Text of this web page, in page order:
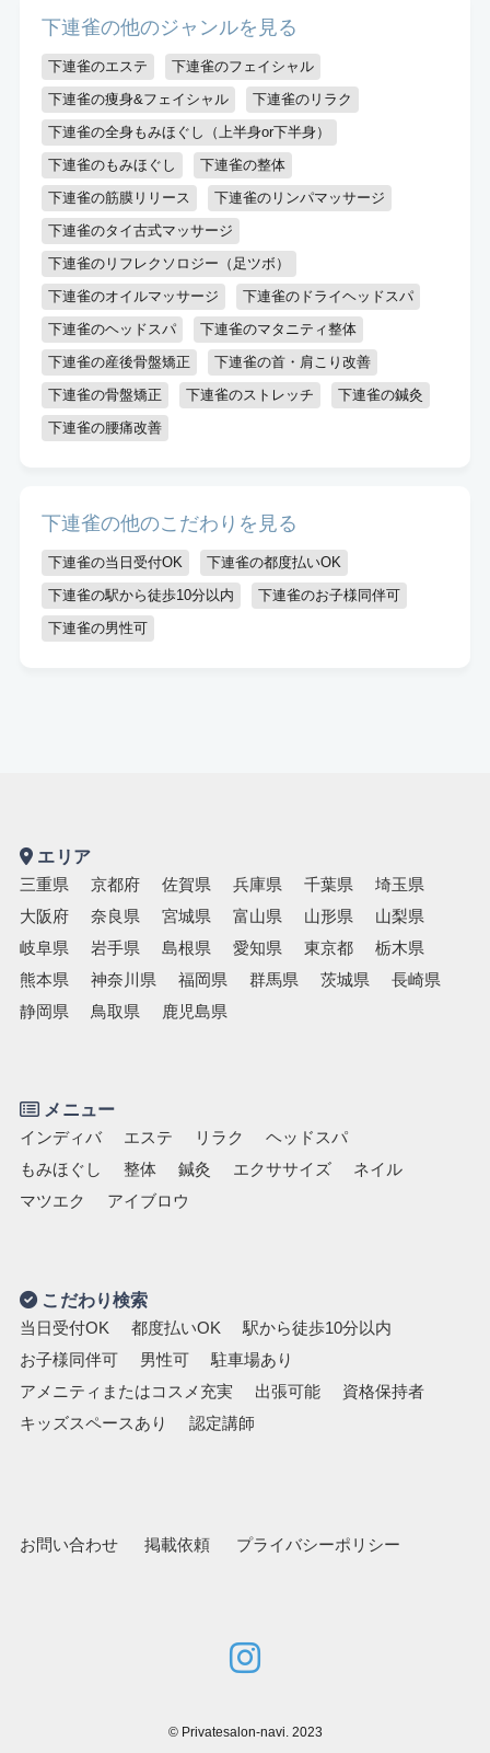
下連雀の他のジャンルを見る
下連雀のエステ
下連雀のフェイシャル
下連雀の痩身&フェイシャル
下連雀のリラク
下連雀の全身もみほぐし（上半身or下半身）
下連雀のもみほぐし
下連雀の整体
下連雀の筋膜リリース
下連雀のリンパマッサージ
下連雀のタイ古式マッサージ
下連雀のリフレクソロジー（足ツボ）
下連雀のオイルマッサージ
下連雀のドライヘッドスパ
下連雀のヘッドスパ
下連雀のマタニティ整体
下連雀の産後骨盤矯正
下連雀の首・肩こり改善
下連雀の骨盤矯正
下連雀のストレッチ
下連雀の鍼灸
下連雀の腰痛改善
下連雀の他のこだわりを見る
下連雀の当日受付OK
下連雀の都度払いOK
下連雀の駅から徒歩10分以内
下連雀のお子様同伴可
下連雀の男性可
エリア
三重県 京都府 佐賀県 兵庫県 千葉県
埼玉県
大阪府
奈良県 宮城県 富山県 山形県
山梨県
岐阜県
岩手県 島根県 愛知県 東京都
栃木県
熊本県
神奈川県 福岡県 群馬県 茨城県
長崎県
静岡県
鳥取県 鹿児島県
メニュー
インディバ エステ リラク
ヘッドスパ
もみほぐし
整体 鍼灸 エクササイズ
ネイル
マツエク
アイブロウ
こだわり検索
当日受付OK 都度払いOK
駅から徒歩10分以内
お子様同伴可
男性可
駐車場あり
アメニティまたはコスメ充実
出張可能
資格保持者
キッズスペースあり
認定講師
お問い合わせ 掲載依頼 プライバシーポリシー
©Privatesalon-navi. 2023